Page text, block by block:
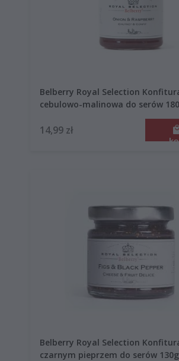
Belberry Royal Selection
cebulowo-malinowa do serów
14,99 zł
Belberry Royal Selection
czarnym pieprzem do serów 130g